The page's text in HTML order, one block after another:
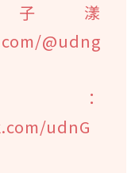
漾
@udng
udnG